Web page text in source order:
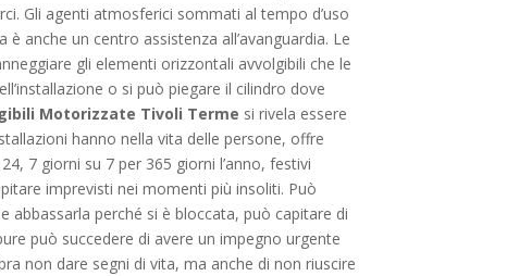
Gli agenti atmosferici sommati al tempo d’uso
anche un centro assistenza all’avanguardia. Le
gli elementi orizzontali avvolgibili che le
o si può piegare il cilindro dove
Motorizzate Tivoli Terme si rivela essere
hanno nella vita delle persone, offre
7 giorni su 7 per 365 giorni l’anno, festivi
imprevisti nei momenti più insoliti. Può
abbassarla perché si è bloccata, può capitare di
può succedere di avere un impegno urgente
non dare segni di vita, ma anche di non riuscire